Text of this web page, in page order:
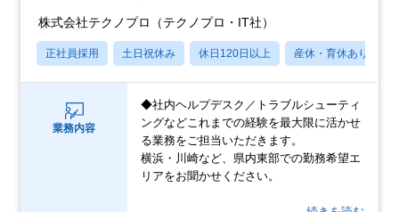
株式会社テクノプロ（テクノプロ・IT社）
正社員採用 土日祝休み 休日120日以上 産休・育休あり
業務内容
◆社内ヘルプデスク／トラブルシューティ
ングなどこれまでの経験を最大限に活かせ
る業務をご担当いただきます。
横浜・川崎など、県内東部での勤務希望エ
リアをお聞かせください。